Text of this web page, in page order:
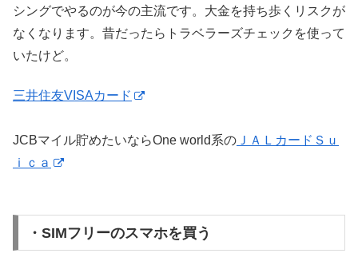
シングでやるのが今の主流です。大金を持ち歩くリスクが
なくなります。昔だったらトラベラーズチェックを使って
いたけど。
三井住友VISAカード
JCBマイル貯めたいならOne world系の ＪＡＬカードＳｕ
ｉｃａ
・SIMフリーのスマホを買う